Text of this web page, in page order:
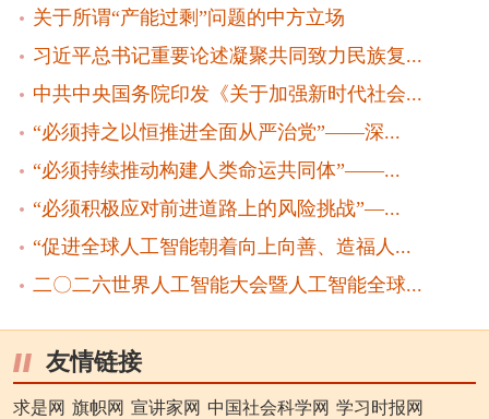
关于所谓“产能过剩”问题的中方立场
习近平总书记重要论述凝聚共同致力民族复...
中共中央国务院印发《关于加强新时代社会...
“必须持之以恒推进全面从严治党”——深...
“必须持续推动构建人类命运共同体”——...
“必须积极应对前进道路上的风险挑战”—...
“促进全球人工智能朝着向上向善、造福人...
二〇二六世界人工智能大会暨人工智能全球...
友情链接
求是网 旗帜网 宣讲家网 中国社会科学网 学习时报网